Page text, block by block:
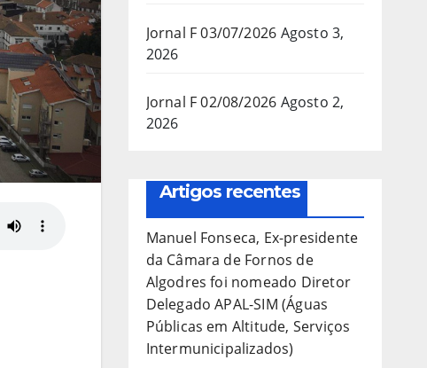
Jornal F 03/07/2026 Agosto 3,
2026
Jornal F 02/08/2026 Agosto 2,
2026
Artigos recentes
Manuel Fonseca, Ex-presidente
da Câmara de Fornos de
Algodres foi nomeado Diretor
Delegado APAL-SIM (Águas
Públicas em Altitude, Serviços
Intermunicipalizados)